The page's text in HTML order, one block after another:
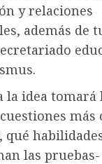
y relaciones
además de
la idea tomará
más
qué
las